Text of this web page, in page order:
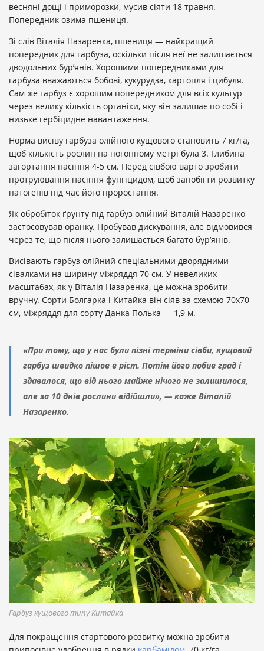
весняні дощі і приморозки, мусив сіяти 18 травня.
Попередник озима пшениця.
Зі слів Віталія Назаренка, пшениця — найкращий
попередник для гарбуза, оскільки після неї не залишається
дводольних бур’янів. Хорошими попередниками для
гарбуза вважаються бобові, кукурудза, картопля і цибуля.
Сам же гарбуз є хорошим попередником для всіх культур
через велику кількість органіки, яку він залишає по собі і
низьке гербіцидне навантаження.
Норма висіву гарбуза олійного кущового становить 7 кг/га,
щоб кількість рослин на погонному метрі була 3. Глибина
загортання насіння 4-5 см. Перед сівбою варто зробити
протруювання насіння фунгіцидом, щоб запобігти розвитку
патогенів під час його проростання.
Як обробіток ґрунту під гарбуз олійний Віталій Назаренко
застосовував оранку. Пробував дискування, але відмовився
через те, що після нього залишається багато бур’янів.
Висівають гарбуз олійний спеціальними дворядними
сівалками на ширину міжряддя 70 см. У невеликих
масштабах, як у Віталія Назаренка, це можна зробити
вручну. Сорти Болгарка і Китайка він сіяв за схемою 70х70
см, міжряддя для сорту Данка Полька — 1,9 м.
«При тому, що у нас були пізні терміни сівби, кущовий
гарбуз швидко пішов в ріст. Потім його побив град і
здавалося, що від нього майже нічого не залишилося,
але за 10 днів рослини відійшли», — каже Віталій
Назаренко.
Гарбуз кущового типу Китайка
Для покращення стартового розвитку можна зробити